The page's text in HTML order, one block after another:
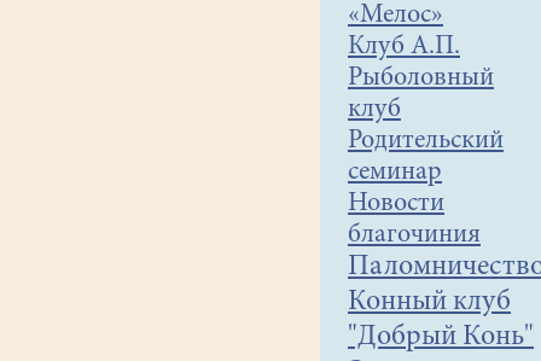
«Мелос»
Клуб А.П.
Рыболовный
клуб
Родительский
семинар
Новости
благочиния
Конный клуб
"Добрый Конь"